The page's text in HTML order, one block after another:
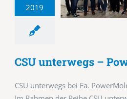
2019
CSU unterwegs –
CSU unterwegs bei Fa.